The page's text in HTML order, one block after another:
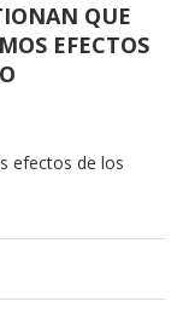
QUE
EFECTOS
efectos de los